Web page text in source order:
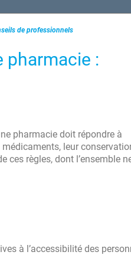
Câblage
Autres
de professionnels
pharmacie :
pharmacie doit répondre à
leur
ces règles, dont l’ensemble
à l’accessibilité des